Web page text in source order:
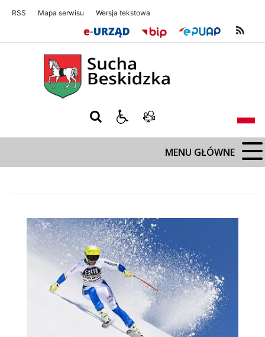
RSS Mapa serwisu Wersja tekstowa
Sucha Beskidzka
MENU GŁÓWNE